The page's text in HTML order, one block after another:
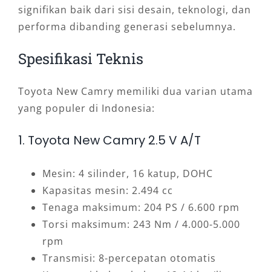
signifikan baik dari sisi desain, teknologi, dan
performa dibanding generasi sebelumnya.
Spesifikasi Teknis
Toyota New Camry memiliki dua varian utama
yang populer di Indonesia:
1. Toyota New Camry 2.5 V A/T
Mesin: 4 silinder, 16 katup, DOHC
Kapasitas mesin: 2.494 cc
Tenaga maksimum: 204 PS / 6.600 rpm
Torsi maksimum: 243 Nm / 4.000-5.000
rpm
Transmisi: 8-percepatan otomatis